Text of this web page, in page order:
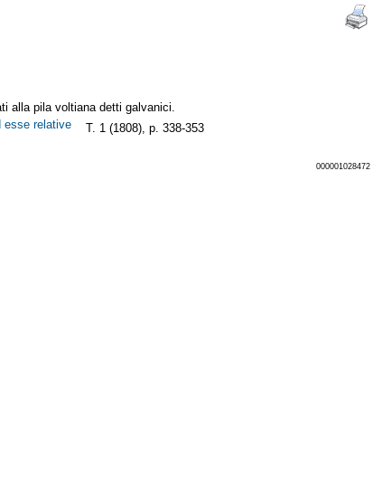
alla pila voltiana detti galvanici.
esse relative
T. 1 (1808), p. 338-353
000001028472